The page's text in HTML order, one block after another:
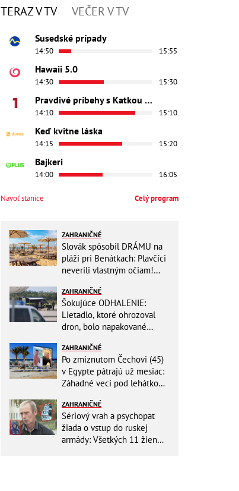
TERAZ V TV VEČER V TV
Susedské prípady
14:50 15:55
Hawaii 5.0
14:30 15:30
Pravdivé príbehy s Katkou Brychtovou
14:10 15:10
Keď kvitne láska
14:15 15:20
Bajkeri
14:00 16:05
Navoľ stanice Celý program
ZAHRANIČNÉ
Slovák spôsobil DRÁMU na
pláži pri Benátkach: Plavčíci
neverili vlastným očiam!
ZAHRANIČNÉ
Šokujúce ODHALENIE:
Lietadlo, ktoré ohrozoval
dron, bolo napakované
Ukrajinu
ZAHRANIČNÉ
Po zmiznutom Čechovi (45)
v Egypte pátrajú už mesiac:
Záhadné veci pod lehátkom,
vypovede
ZAHRANIČNÉ
Sériový vrah a psychopat
žiada o vstup do ruskej
armády: Všetkých 11 žien